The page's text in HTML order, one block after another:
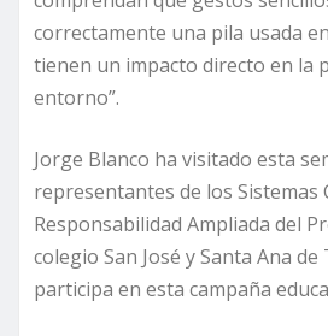
correctamente una pila usada
tienen un impacto directo en la
entorno”.
Jorge Blanco ha visitado esta
representantes de los Sistemas
Responsabilidad Ampliada del
colegio San José y Santa Ana
participa en esta campaña